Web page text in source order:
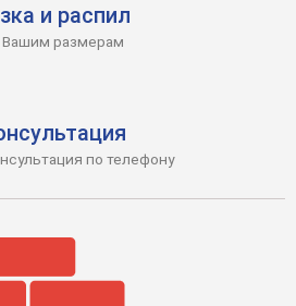
и распил
Вашим размерам
по телефону